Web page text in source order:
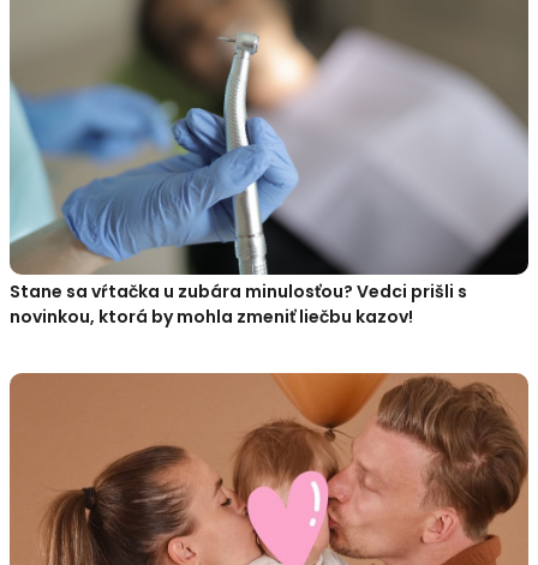
Stane sa vŕtačka u zubára minulosťou? Vedci prišli s
novinkou, ktorá by mohla zmeniť liečbu kazov!